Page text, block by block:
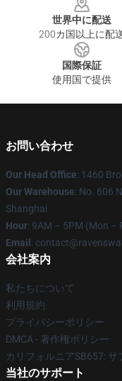
世界中に配送
200カ国以上に配
国際保証
使用国で提供
お問い合わせ
Our Head Office: 1460
Our Warehouse: No. 606
Shanghai
Hour: 9AM – 5PM (Mon –
Email :
会社案内
私たちについて
利用規約
プライバシーポリシー
DMCA - 著作権ポリシー
カリフォルニアSB657:
当社のサポート